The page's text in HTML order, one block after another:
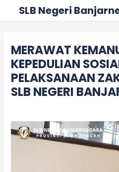
SLB Negeri
MERAWAT
KEPEDULIAN
PELAKSANAAN
SLB NEGERI
Post
navigation